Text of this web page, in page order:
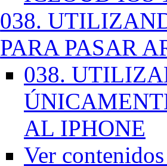
038.
PARA PASAR
038.
AL IPHONE
Ver